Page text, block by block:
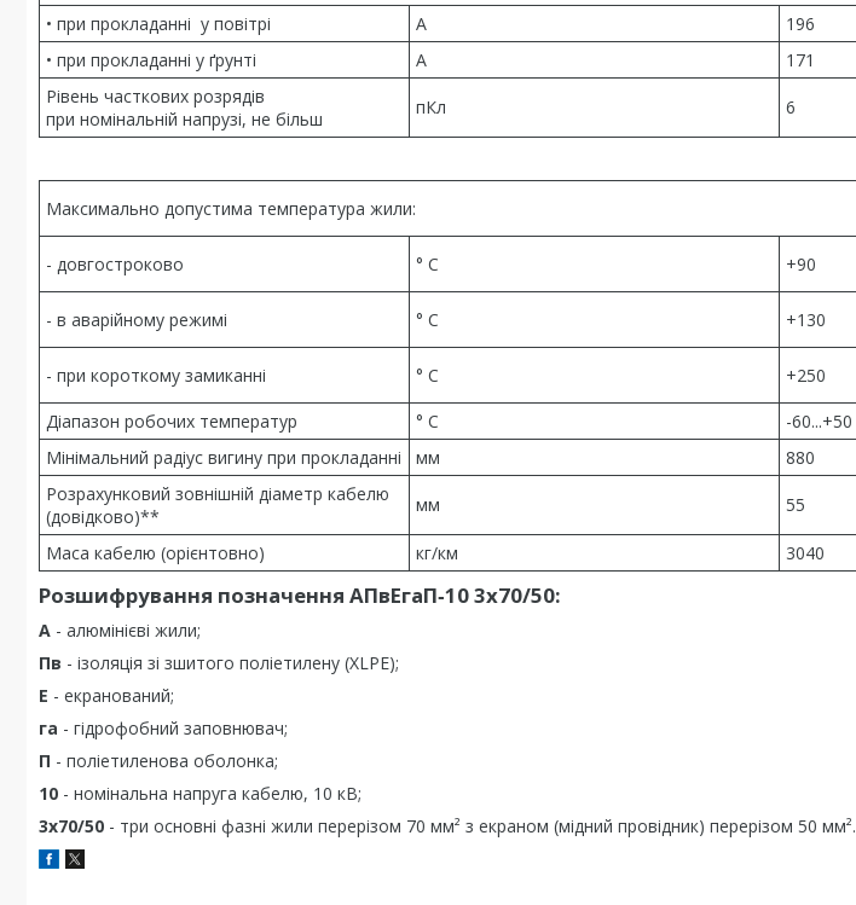
• при прокладанні у повітрі
А
196
• при прокладанні у ґрунті
А
171
Рівень часткових розрядів
при номінальній напрузі, не більш
пКл 6
Максимально допустима температура жили:
- довгостроково ° С +90
- в аварійному режимі ° С +130
- при короткому замиканні ° С
+250
Діапазон робочих температур
° С
-60...+50
Мінімальний радіус вигину при прокладанні
мм
880
Розрахунковий зовнішній діаметр кабелю
(довідково)**
мм 55
Маса кабелю (орієнтовно) кг/км 3040
Розшифрування позначення АПвЕгаП‑10 3х70/50:
А - алюмінієві жили;
Пв - ізоляція зі зшитого поліетилену (XLPE);
Е - екранований;
га - гідрофобний заповнювач;
П - поліетиленова оболонка;
10 - номінальна напруга кабелю, 10 кВ;
3х70/50 - три основні фазні жили перерізом 70 мм² з екраном (мідний провідник) перерізом 50 мм².